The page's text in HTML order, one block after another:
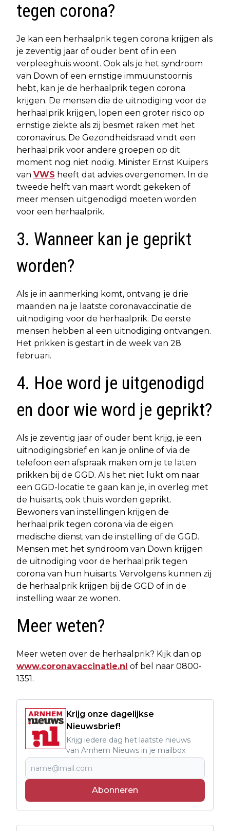
tegen corona?
Je kan een herhaalprik tegen corona krijgen als
je zeventig jaar of ouder bent of in een
verpleeghuis woont. Ook als je het syndroom
van Down of een ernstige immuunstoornis
hebt, kan je de herhaalprik tegen corona
krijgen. De mensen die de uitnodiging voor de
herhaalprik krijgen, lopen een groter risico op
ernstige ziekte als zij besmet raken met het
coronavirus. De Gezondheidsraad vindt een
herhaalprik voor andere groepen op dit
moment nog niet nodig. Minister Ernst Kuipers
van VWS heeft dat advies overgenomen. In de
tweede helft van maart wordt gekeken of
meer mensen uitgenodigd moeten worden
voor een herhaalprik.
3. Wanneer kan je geprikt
worden?
Als je in aanmerking komt, ontvang je drie
maanden na je laatste coronavaccinatie de
uitnodiging voor de herhaalprik. De eerste
mensen hebben al een uitnodiging ontvangen.
Het prikken is gestart in de week van 28
februari.
4. Hoe word je uitgenodigd
en door wie word je geprikt?
Als je zeventig jaar of ouder bent krijg, je een
uitnodigingsbrief en kan je online of via de
telefoon een afspraak maken om je te laten
prikken bij de GGD. Als het niet lukt om naar
een GGD-locatie te gaan kan je, in overleg met
de huisarts, ook thuis worden geprikt.
Bewoners van instellingen krijgen de
herhaalprik tegen corona via de eigen
medische dienst van de instelling of de GGD.
Mensen met het syndroom van Down krijgen
de uitnodiging voor de herhaalprik tegen
corona van hun huisarts. Vervolgens kunnen zij
de herhaalprik krijgen bij de GGD of in de
instelling waar ze wonen.
Meer weten?
Meer weten over de herhaalprik? Kijk dan op
www.coronavaccinatie.nl of bel naar 0800-
1351.
Krijg onze dagelijkse
Nieuwsbrief!
Krijg iedere dag het laatste nieuws
van Arnhem Nieuws in je mailbox
Abonneren